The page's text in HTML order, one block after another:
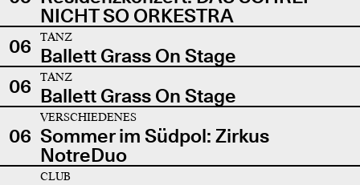
NICHT SO ORKESTRA
06
TANZ
Ballett Grass On Stage
06
TANZ
Ballett Grass On Stage
06
VERSCHIEDENES
Sommer im Südpol: Zirkus
NotreDuo
CLUB